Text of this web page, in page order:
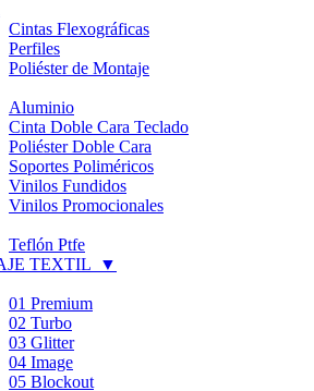
Cintas Flexográficas
Perfiles
Poliéster de Montaje
Aluminio
Cinta Doble Cara Teclado
Poliéster Doble Cara
Soportes Poliméricos
Vinilos Fundidos
Vinilos Promocionales
Teflón Ptfe
TEXTIL
▼
01 Premium
02 Turbo
03 Glitter
04 Image
05 Blockout